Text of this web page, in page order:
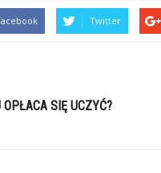
Twitter
SIĘ UCZYĆ?